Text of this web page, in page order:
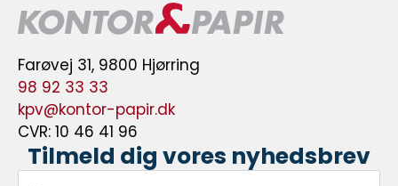
Farøvej 31, 9800 Hjørring
98 92 33 33
kpv@kontor-papir.dk
CVR: 10 46 41 96
Tilmeld dig vores nyhedsbrev
Fornavn